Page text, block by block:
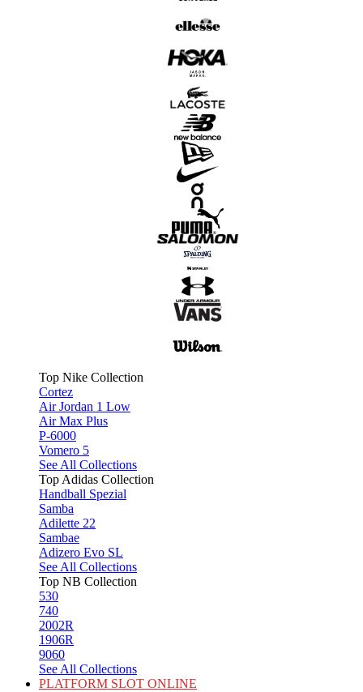
Top Nike Collection
Cortez
Air Jordan 1 Low
Air Max Plus
P-6000
Vomero 5
See All Collections
Top Adidas Collection
Handball Spezial
Samba
Adilette 22
Sambae
Adizero Evo SL
See All Collections
Top NB Collection
530
740
2002R
1906R
9060
See All Collections
PLATFORM SLOT ONLINE